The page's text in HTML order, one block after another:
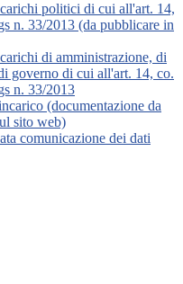
politici di cui all'art. 14,
n. 33/2013 (da pubblicare in
di amministrazione, di
governo di cui all'art. 14, co.
n. 33/2013
(documentazione da
sito web)
comunicazione dei dati